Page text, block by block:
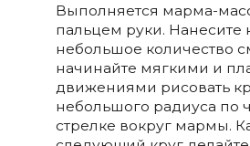
Выполняется марма-
пальцем руки. Нанесите
небольшое количество
начинайте мягкими и
движениями рисовать
небольшого радиуса по
стрелке вокруг мармы.